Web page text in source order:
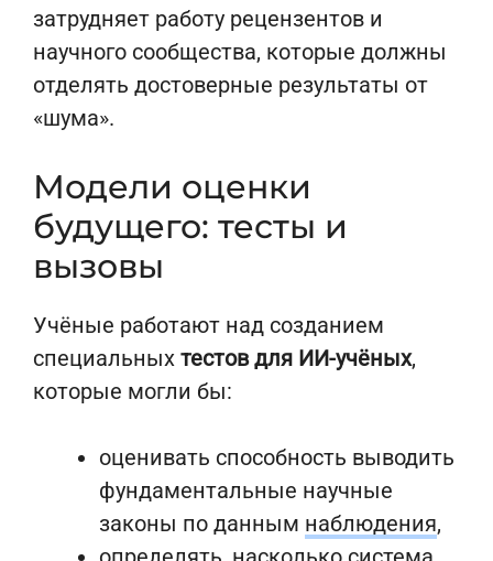
затрудняет работу рецензентов и
научного сообщества, которые должны
отделять достоверные результаты от
«шума».
Модели оценки
будущего: тесты и
вызовы
Учёные работают над созданием
специальных тестов для ИИ-учёных,
которые могли бы:
оценивать способность выводить
фундаментальные научные
законы по данным наблюдения,